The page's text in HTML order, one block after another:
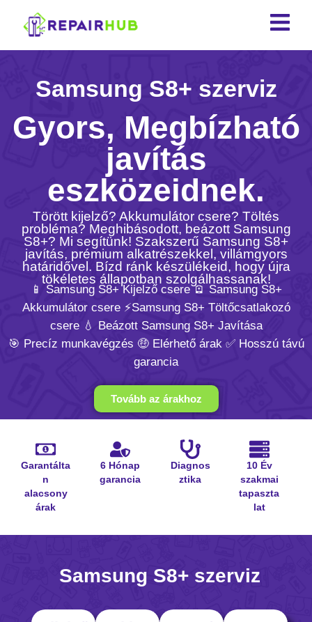
Samsung S8+ szerviz
Gyors, Megbízható
javítás
eszközeidnek.
Törött kijelző? Akkumulátor csere? Töltés
probléma? Meghibásodott, beázott Samsung
S8+? Mi segítünk! Szakszerű Samsung S8+
javítás, prémium alkatrészekkel, villámgyors
határidővel. Bízd ránk készülékeid, hogy újra
tökéletes állapotban szolgálhassanak!
📱 Samsung S8+ Kijelző csere 🪫 Samsung S8+
Akkumulátor csere ⚡️Samsung S8+ Töltőcsatlakozó
csere 💧 Beázott Samsung S8+ Javítása
🎯 Precíz munkavégzés 🤑 Elérhető árak ✅ Hosszú távú
garancia
Tovább az árakhoz
Garantálta
n
alacsony
árak
6 Hónap
garancia
Diagnos
ztika
10 Év
szakmai
tapaszta
lat
Samsung S8+ szerviz